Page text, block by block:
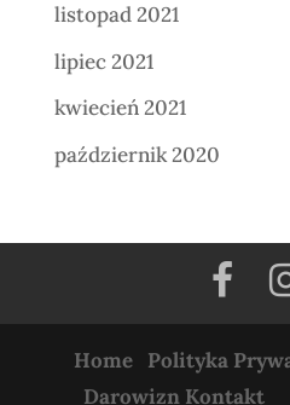
listopad 2021
lipiec 2021
kwiecień 2021
październik 2020
Home Polityka
Darowizn Kontakt